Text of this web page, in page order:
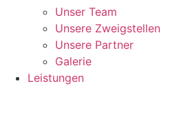
Unser Team
Unsere Zweigstellen
Unsere Partner
Galerie
Leistungen